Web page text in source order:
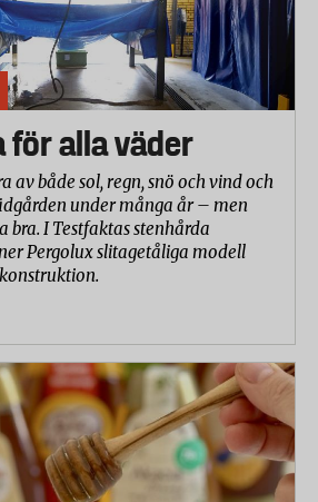
vägg på hårt golv
på ett hårt golv i ett
avsett för mätning av
specifikationerna i standarden.
mättes och justerades enligt A-
känsligheten i det mänskliga
för alla väder
av både sol, regn, snö och vind och
under många år – men
bra. I Testfaktas stenhårda
Pergolux slitagetåliga modell